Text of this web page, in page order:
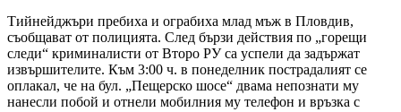
Тийнейджъри пребиха и ограбиха млад мъж в Пловдив,
съобщават от полицията. След бързи действия по „горещи
следи“ криминалисти от Второ РУ са успели да задържат
извършителите. Към 3:00 ч. в понеделник пострадалият се
оплакал, че на бул. „Пещерско шосе“ двама непознати му
нанесли побой и отнели мобилния му телефон и връзка с